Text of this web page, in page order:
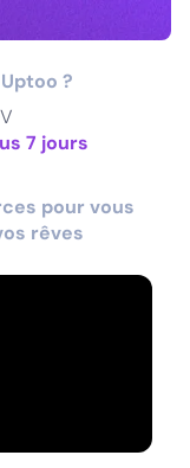
?
7 jours
pour vous
rêves